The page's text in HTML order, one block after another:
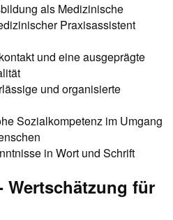
als Medizinische
Praxisassistent
und eine ausgeprägte
und organisierte
Sozialkompetenz im Umgang
in Wort und Schrift
Wertschätzung für